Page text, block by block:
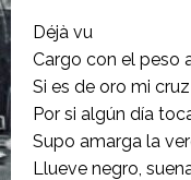
Déjà vu
Cargo con el peso
Si es de oro mi cruz
Por si algún día
Supo amarga la
Llueve negro,